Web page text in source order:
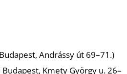
Andrássy út 69–71.)
Kmety György u. 26–